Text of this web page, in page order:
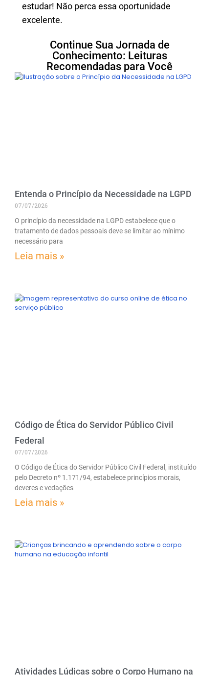
estudar! Não perca essa oportunidade
excelente.
Continue Sua Jornada de
Conhecimento: Leituras
Recomendadas para Você
Entenda o Princípio da Necessidade na LGPD
07/07/2026
O princípio da necessidade na LGPD estabelece que o
tratamento de dados pessoais deve se limitar ao mínimo
necessário para
Leia mais »
Código de Ética do Servidor Público Civil
Federal
07/07/2026
O Código de Ética do Servidor Público Civil Federal, instituído
pelo Decreto nº 1.171/94, estabelece princípios morais,
deveres e vedações
Leia mais »
Atividades Lúdicas sobre o Corpo Humano na